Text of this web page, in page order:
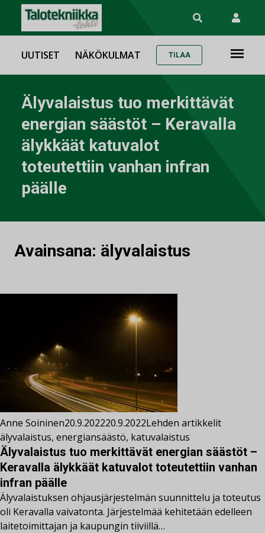
UUTISET NÄKÖKULMAT TILAA
Älyvalaistus tuo merkittävät
energian säästöt – Keravalla
älykkäät katuvalot
toteutettiin vanhan infran
päälle
Avainsana: älyvalaistus
Anne Soininen20.9.202220.9.2022Lehden artikkelit
älyvalaistus, energiansäästö, katuvalaistus
Älyvalaistus tuo merkittävät energian säästöt –
Keravalla älykkäät katuvalot toteutettiin vanhan
infran päälle
Älyvalaistuksen ohjausjärjestelmän suunnittelu ja toteutus
oli Keravalla vaivatonta. Järjestelmää kehitetään edelleen
laitetoimittajan ja kaupungin tiiviillä…